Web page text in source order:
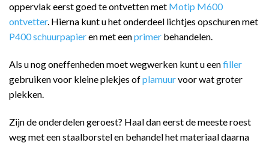
oppervlak eerst goed te ontvetten met Motip M600
ontvetter. Hierna kunt u het onderdeel lichtjes opschuren met
P400 schuurpapieren met eenprimer behandelen.
Als u nog oneffenheden moet wegwerken kunt u eenfiller
gebruiken voor kleine plekjes ofplamuurvoor wat groter
plekken.
Zijn de onderdelen geroest? Haal dan eerst de meeste roest
weg met een staalborstel en behandel het materiaal daarna